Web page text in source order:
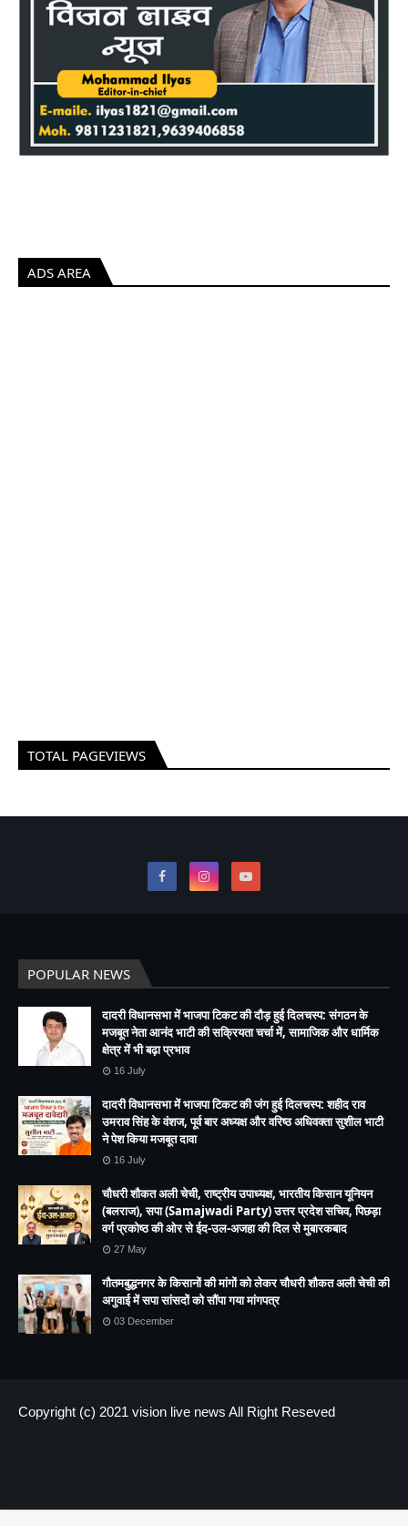
ADS AREA
TOTAL PAGEVIEWS
POPULAR NEWS
दादरी विधानसभा में भाजपा टिकट की दौड़ हुई दिलचस्प: संगठन के
मजबूत नेता आनंद भाटी की सक्रियता चर्चा में, सामाजिक और धार्मिक
क्षेत्र में भी बढ़ा प्रभाव
16 July
दादरी विधानसभा में भाजपा टिकट की जंग हुई दिलचस्प: शहीद राव
उमराव सिंह के वंशज, पूर्व बार अध्यक्ष और वरिष्ठ अधिवक्ता सुशील भाटी
ने पेश किया मजबूत दावा
16 July
चौधरी शौकत अली चेची, राष्ट्रीय उपाध्यक्ष, भारतीय किसान यूनियन
(बलराज), सपा (Samajwadi Party) उत्तर प्रदेश सचिव, पिछड़ा
वर्ग प्रकोष्ठ की ओर से ईद-उल-अजहा की दिल से मुबारकबाद
27 May
गौतमबुद्धनगर के किसानों की मांगों को लेकर चौधरी शौकत अली चेची की
अगुवाई में सपा सांसदों को सौंपा गया मांगपत्र
03 December
Copyright (c) 2021 vision live news All Right Reseved